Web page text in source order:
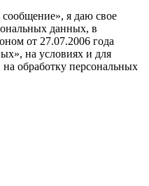
я даю свое
данных, в
от 27.07.2006 года
на условиях и для
обработку персональных